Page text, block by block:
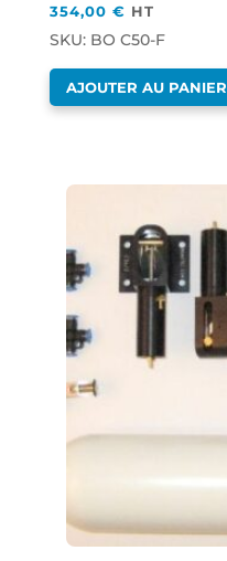
354,00€ HT
SKU: BO C50-F
AJOUTER AU PANIER